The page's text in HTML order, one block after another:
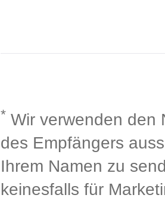
* Wir verwenden den
des Empfängers
Ihrem Namen zu
keinesfalls für